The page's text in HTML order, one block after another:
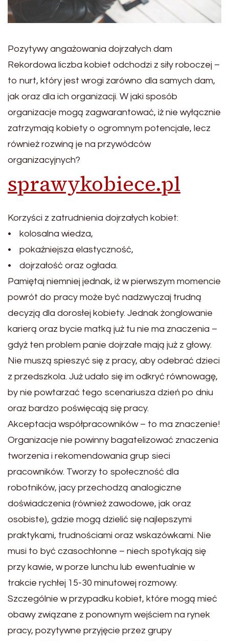
Pozytywy angażowania dojrzałych dam
Rekordowa liczba kobiet odchodzi z siły roboczej –
to nurt, który jest wrogi zarówno dla samych dam,
jak oraz dla ich organizacji. W jaki sposób
organizacje mogą zagwarantować, iż nie wyłącznie
zatrzymają kobiety o ogromnym potencjale, lecz
również rozwiną je na przywódców
organizacyjnych?
sprawykobiece.pl
Korzyści z zatrudnienia dojrzałych kobiet:
• kolosalna wiedza,
• pokaźniejsza elastyczność,
• dojrzałość oraz ogłada.
Pamiętaj niemniej jednak, iż w pierwszym momencie
powrót do pracy może być nadzwyczaj trudną
decyzją dla dorosłej kobiety. Jednak żonglowanie
karierą oraz bycie matką już tu nie ma znaczenia –
gdyż ten problem panie dojrzałe mają już z głowy.
Nie muszą spieszyć się z pracy, aby odebrać dzieci
z przedszkola. Już udało się im odkryć równowagę,
by nie powtarzać tego scenariusza dzień po dniu
oraz bardzo poświęcają się pracy.
Akceptacja współpracowników – to ma znaczenie!
Organizacje nie powinny bagatelizować znaczenia
tworzenia i rekomendowania grup sieci
pracowników. Tworzy to społeczność dla
robotników, jacy przechodzą analogiczne
doświadczenia (również zawodowe, jak oraz
osobiste), gdzie mogą dzielić się najlepszymi
praktykami, trudnościami oraz wskazówkami. Nie
musi to być czasochłonne – niech spotykają się
przy kawie, w porze lunchu lub ewentualnie w
trakcie rychłej 15-30 minutowej rozmowy.
Szczególnie w przypadku kobiet, które mogą mieć
obawy związane z ponownym wejściem na rynek
pracy, pozytywne przyjęcie przez grupy